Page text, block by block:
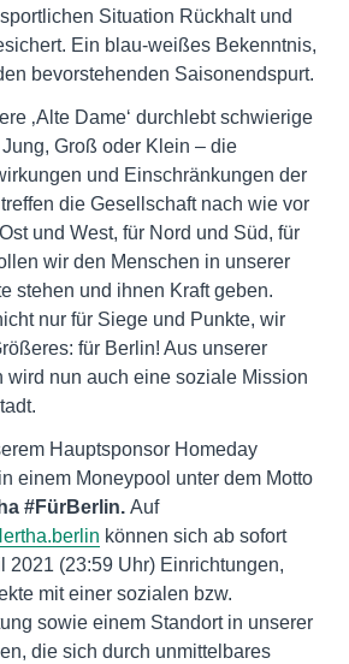
Situation Rückhalt und
Ein blau-weißes Bekenntnis,
bevorstehenden Saisonendspurt.
‚Alte Dame‘ durchlebt schwierige
Groß oder Klein – die
und Einschränkungen der
die Gesellschaft nach wie vor
und West, für Nord und Süd, für
wir den Menschen in unserer
stehen und ihnen Kraft geben.
nur für Siege und Punkte, wir
für Berlin! Aus unserer
wird nun auch eine soziale Mission
Hauptsponsor Homeday
einem Moneypool unter dem Motto
#FürBerlin. Auf
können sich ab sofort
2021 (23:59 Uhr) Einrichtungen,
mit einer sozialen bzw.
sowie einem Standort in unserer
die sich durch unmittelbares